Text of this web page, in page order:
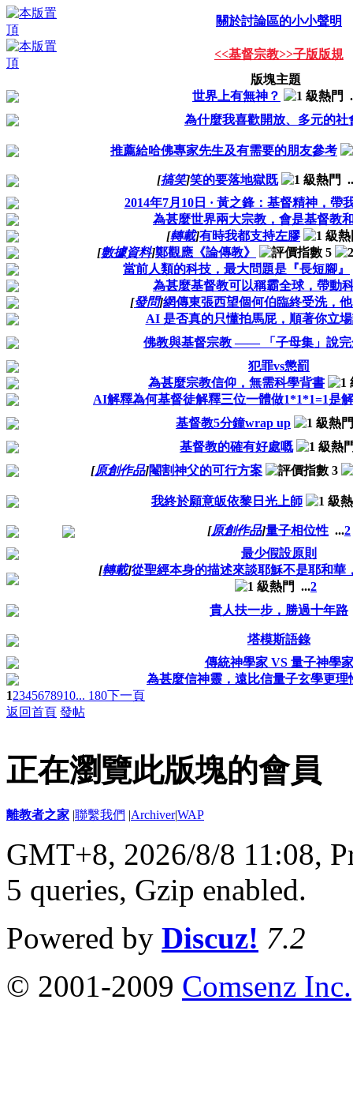
關於討論區的小小聲明
<<基督宗教>>子版版規
版塊主題
世界上有無神？
為什麼我喜歡開放、多元的社
推薦給哈佛專家先生及有需要的朋友參考
[搞笑]笑的要落地獄既
2014年7月10日 · 黃之鋒：基督精神，帶
為甚麼世界兩大宗教，會是基督教
[轉載]有時我都支持左膠
[數據資料]鄭觀應《論傳教》
當前人類的科技，最大問題是『長短腳』
為甚麼基督教可以稱霸全球，帶動
[發問]網傳東張西望個何伯臨終受洗，
AI 是否真的只懂拍馬屁，順著你立
佛教與基督宗教 —— 「子母集」說完
犯罪vs懲罰
為甚麼宗教信仰，無需科學背書
AI解釋為何基督徒解釋三位一體做1*1*1=1是
基督教5分鐘wrap up
基督教的確有好處嘅
[原創作品]閹割神父的可行方案
我終於願意皈依黎日光上師
[原創作品]量子相位性 ...2
最少假設原則
[轉載]從聖經本身的描述來談耶穌不是耶和華
...2
貴人扶一步，勝過十年路
塔模斯語錄
傳統神學家 VS 量子神學家
為甚麼信神靈，遠比信量子玄學更理
12345678910... 180下一頁
返回首頁 發帖
正在瀏覽此版塊的會員
離教者之家 |聯繫我們 |Archiver|WAP
GMT+8, 2026/8/8 11:08,
5 queries, Gzip enabled.
Powered by Discuz! 7.2
© 2001-2009 Comsenz Inc.